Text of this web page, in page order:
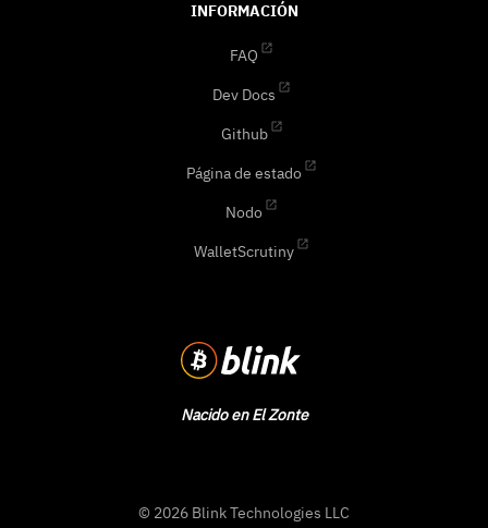
Nacido en El Zonte
INFORMACIÓN
FAQ
Dev Docs
Github
Página de estado
Nodo
WalletScrutiny
© 2026 Blink Technologies LLC